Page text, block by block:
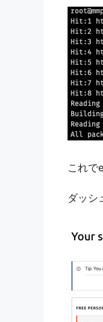
これで
ダッシ